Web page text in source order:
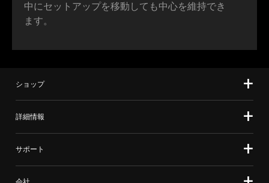
中にセットアップを移動しても中心を維持でき
ます。
ショップ
詳細情報
サポート